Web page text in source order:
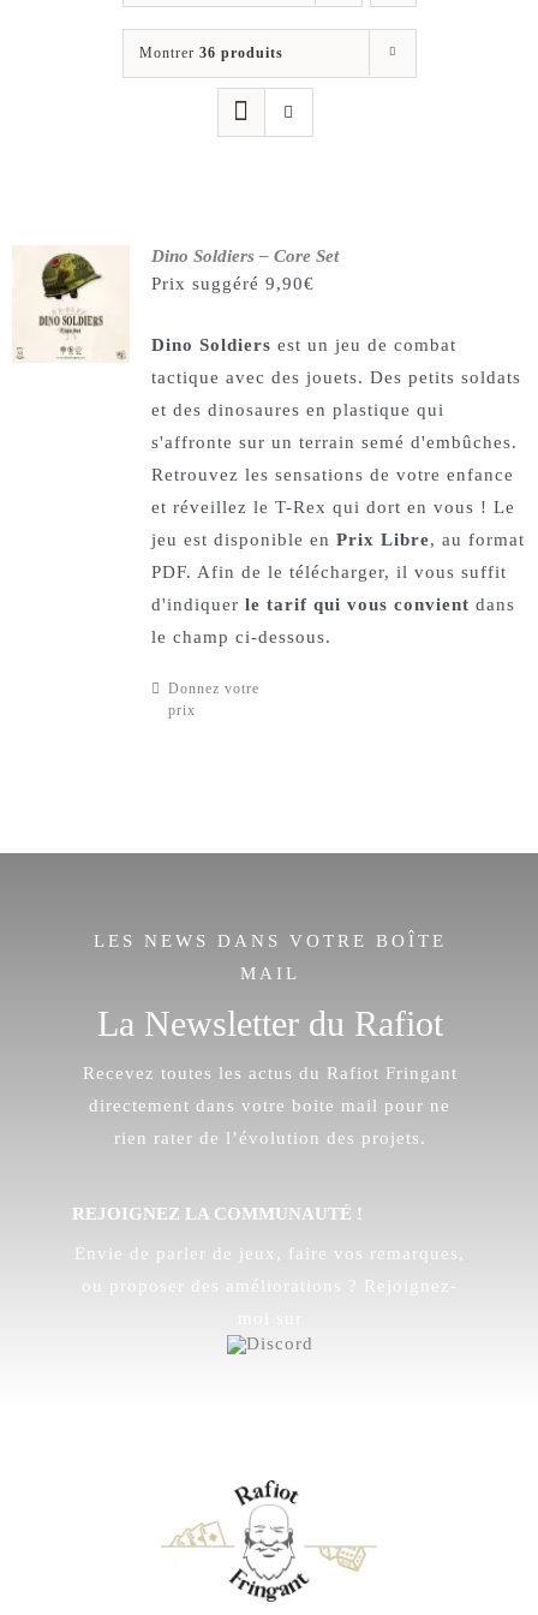
Contact
Montrer 36 produits
Dino Soldiers – Core Set
Prix suggéré 9,90€
Dino Soldiers est un jeu de combat
tactique avec des jouets. Des petits soldats
et des dinosaures en plastique qui
s'affronte sur un terrain semé d'embûches.
Retrouvez les sensations de votre enfance
et réveillez le T-Rex qui dort en vous ! Le
jeu est disponible en Prix Libre, au format
PDF. Afin de le télécharger, il vous suffit
d'indiquer le tarif qui vous convient dans
le champ ci-dessous.
Donnez votre
prix
LES NEWS DANS VOTRE BOÎTE
MAIL
La Newsletter du Rafiot
Recevez toutes les actus du Rafiot Fringant
directement dans votre boite mail pour ne
rien rater de l’évolution des projets.
REJOIGNEZ LA COMMUNAUTÉ !
Envie de parler de jeux, faire vos remarques,
ou proposer des améliorations ? Rejoignez-